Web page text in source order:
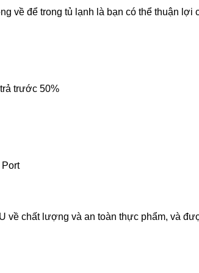
về để trong tủ lạnh là bạn có thể thuận
trước 50%
về chất lượng và an toàn thực phẩm, và